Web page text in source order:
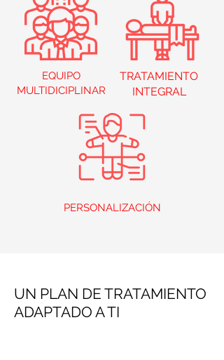
EQUIPO
MULTIDICIPLINAR
TRATAMIENTO
INTEGRAL
PERSONALIZACIÓN
UN PLAN DE TRATAMIENTO
ADAPTADO A TI